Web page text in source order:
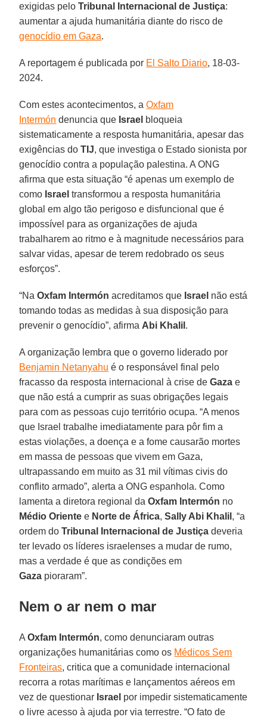
exigidas peloTribunal Internacional de Justiça:
aumentar a ajuda humanitária diante do risco de
genocídio em Gaza.
A reportagem é publicada por El Salto Diario, 18-03-
2024.
Com estes acontecimentos, aOxfam
Intermón denuncia que Israel bloqueia
sistematicamente a resposta humanitária, apesar das
exigências doTIJ, que investiga o Estado sionista por
genocídio contra a população palestina. A ONG
afirma que esta situação “é apenas um exemplo de
como Israel transformou a resposta humanitária
global em algo tão perigoso e disfuncional que é
impossível para as organizações de ajuda
trabalharem ao ritmo e à magnitude necessários para
salvar vidas, apesar de terem redobrado os seus
esforços”.
“NaOxfam Intermón acreditamos que Israel não está
tomando todas as medidas à sua disposição para
prevenir o genocídio”, afirma Abi Khalil .
A organização lembra que o governo liderado por
Benjamin Netanyahu é o responsável final pelo
fracasso da resposta internacional à crise deGaza e
que não está a cumprir as suas obrigações legais
para com as pessoas cujo território ocupa. “A menos
que Israel trabalhe imediatamente para pôr fim a
estas violações, a doença e a fome causarão mortes
em massa de pessoas que vivem em Gaza,
ultrapassando em muito as 31 mil vítimas civis do
conflito armado”, alerta a ONG espanhola. Como
lamenta a diretora regional daOxfam Intermón no
Médio Oriente e Norte de África,Sally Abi Khalil , “a
ordem doTribunal Internacional de Justiça deveria
ter levado os líderes israelenses a mudar de rumo,
mas a verdade é que as condições em
Gaza pioraram”.
Nem o ar nem o mar
AOxfam Intermón, como denunciaram outras
organizações humanitárias como os Médicos Sem
Fronteiras, critica que a comunidade internacional
recorra a rotas marítimas e lançamentos aéreos em
vez de questionar Israel por impedir sistematicamente
o livre acesso à ajuda por via terrestre. “O fato de